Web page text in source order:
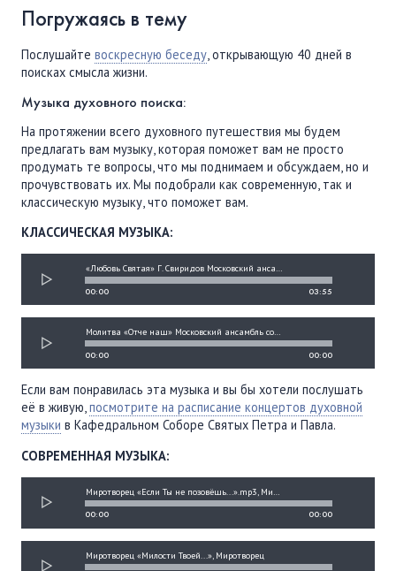
Погружаясь в тему
Послушайте воскресную беседу , открывающую 40 дней в
поисках смысла жизни.
Музыка духовного поиска:
На протяжении всего духовного путешествия мы будем
предлагать вам музыку, которая поможет вам не просто
продумать те вопросы, что мы поднимаем и обсуждаем, но и
прочувствовать их. Мы подобрали как современную, так и
классическую музыку, что поможет вам.
КЛАССИЧЕСКАЯ МУЗЫКА:
00:00 03:55
«Любовь Святая» Г. Свиридов Московский ансамбль солистов Vocalitis , Vocalitis
00:00 00:00
Молитва «Отче наш» Московский ансамбль солистов Vocalitis, Vocalitis
Если вам понравилась эта музыка и вы бы хотели послушать
её в живую,посмотрите на расписание концертов духовной
музыки в Кафедральном Соборе Святых Петра и Павла.
СОВРЕМЕННАЯ МУЗЫКА:
00:00 00:00
Миротворец «Если Ты не позовёшь...».mp3, Миротворец
Миротворец «Милости Твоей...», Миротворец